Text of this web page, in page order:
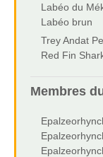
Labéo du
Labéo brun
Trey Andat
Red Fin
Membres